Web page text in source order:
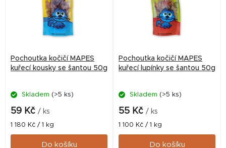
Pochoutka kočičí MAPES
kuřecí kousky se šantou 50g
Skladem (>5 ks)
59 Kč / ks
Měrná
cena:
1 180 Kč / 1 kg
Do košíku
Pochoutka kočičí MAPES
kuřecí lupínky se šantou 50g
Skladem (>5 ks)
55 Kč / ks
Měrná
cena:
1 100 Kč / 1 kg
Do košíku